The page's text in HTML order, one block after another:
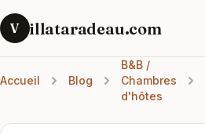
V illataradeau.com
Accueil Blog
B&B /
Chambres
d'hôtes